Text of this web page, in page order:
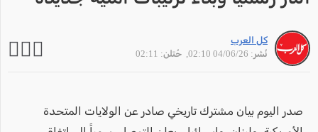
كل العرب
نُشر: 04/06/26 02:10
, حُتلن: 02:11
صدر اليوم بيان مشترك تاريخي صادر عن الولايات المتحدة